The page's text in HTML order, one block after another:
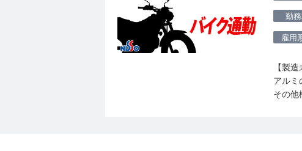
勤
雇用
【製
アルミ
その他